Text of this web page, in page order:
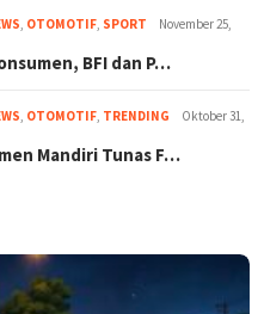
, OTOMOTIF, SPORT
November 25,
BFI dan P…
, OTOMOTIF, TRENDING
Oktober 31,
Mandiri Tunas F…